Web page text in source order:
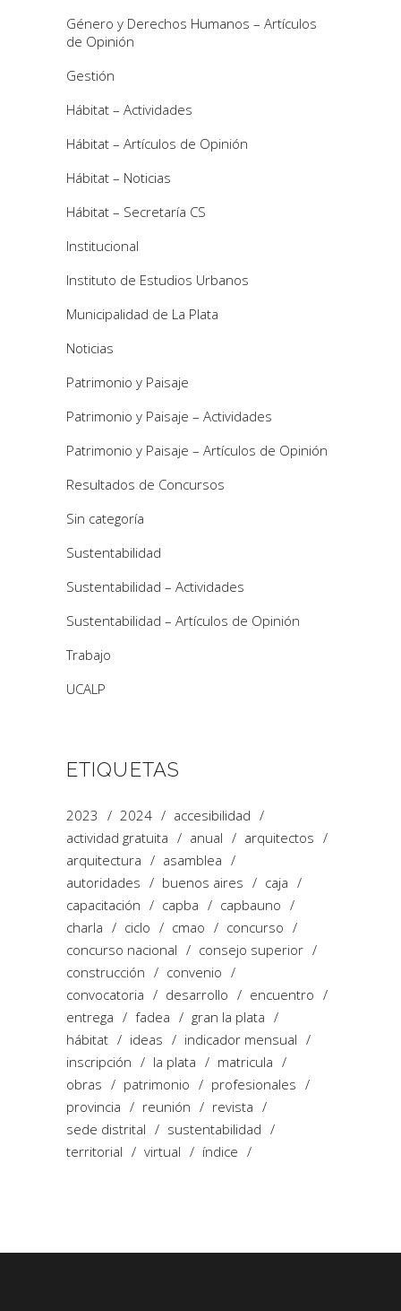
Género y Derechos Humanos – Artículos
de Opinión
Gestión
Hábitat – Actividades
Hábitat – Artículos de Opinión
Hábitat – Noticias
Hábitat – Secretaría CS
Institucional
Instituto de Estudios Urbanos
Municipalidad de La Plata
Noticias
Patrimonio y Paisaje
Patrimonio y Paisaje – Actividades
Patrimonio y Paisaje – Artículos de Opinión
Resultados de Concursos
Sin categoría
Sustentabilidad
Sustentabilidad – Actividades
Sustentabilidad – Artículos de Opinión
Trabajo
UCALP
ETIQUETAS
2023 2024
accesibilidad
actividad gratuita
anual
arquitectos
arquitectura
asamblea
autoridades
buenos aires
caja
capacitación
capba
capbauno
charla
ciclo cmao
concurso
concurso nacional
consejo superior
construcción
convenio
convocatoria
desarrollo
encuentro
entrega
fadea
gran la plata
hábitat
ideas
indicador mensual
inscripción
la plata
matricula
obras
patrimonio
profesionales
provincia
reunión
revista
sede distrital
sustentabilidad
territorial
virtual índice